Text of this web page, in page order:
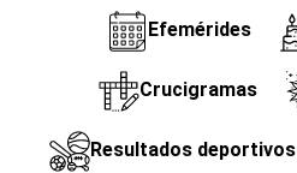
Efemérides
Crucigramas
Resultados deportivos